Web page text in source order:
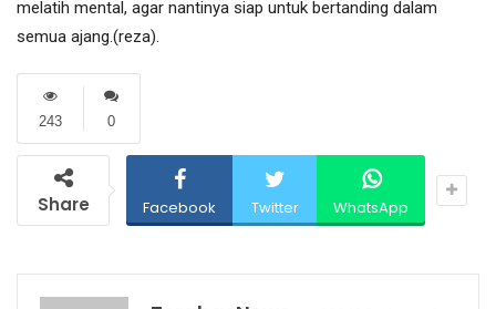
melatih mental, agar nantinya siap untuk bertanding dalam
semua ajang.(reza).
0
243
Share Facebook Twitter WhatsApp